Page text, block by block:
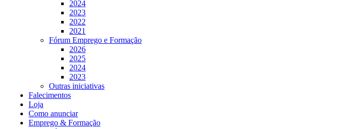
2024
2023
2022
2021
Fórum Emprego e Formação
2026
2025
2024
2023
Outras iniciativas
Falecimentos
Loja
Como anunciar
Emprego & Formação